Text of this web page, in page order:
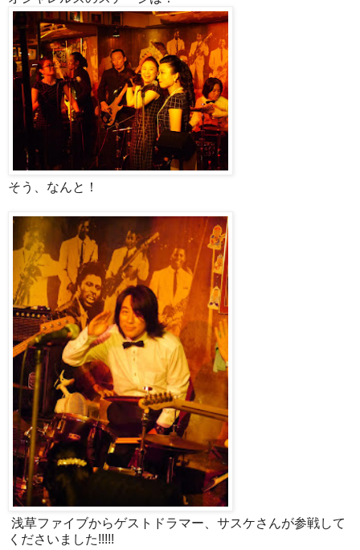
そう、なんと！
浅草ファイブからゲストドラマー、サスケさんが参戦して
くださいました!!!!!